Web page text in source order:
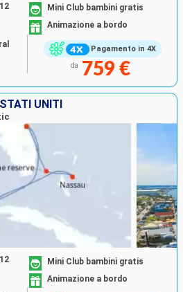
Pagamento in 4X
Mini Club bambini gratis
Animazione a bordo
da 759 €
UNITI
Mini Club bambini gratis
Animazione a bordo